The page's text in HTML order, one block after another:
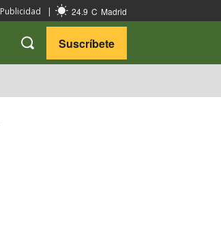
Publicidad | 24.9 C Madrid
Suscríbete